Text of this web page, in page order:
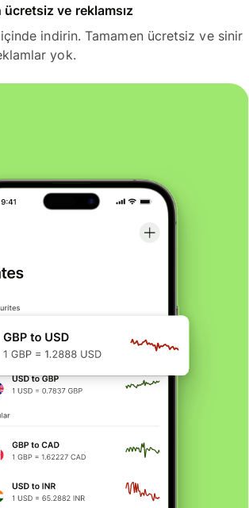
ücretsiz ve reklamsız
indirin. Tamamen ücretsiz ve sinir
yok.